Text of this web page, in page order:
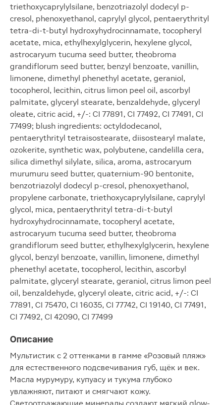
triethoxycaprylylsilane, benzotriazolyl dodecyl p-
cresol, phenoxyethanol, caprylyl glycol, pentaerythrityl
tetra-di-t-butyl hydroxyhydrocinnamate, tocopheryl
acetate, mica, ethylhexylglycerin, hexylene glycol,
astrocaryum tucuma seed butter, theobroma
grandiflorum seed butter, benzyl benzoate, vanillin,
limonene, dimethyl phenethyl acetate, geraniol,
tocopherol, lecithin, citrus limon peel oil, ascorbyl
palmitate, glyceryl stearate, benzaldehyde, glyceryl
oleate, citric acid, +/-: CI 77891, CI 77492, CI 77491, CI
77499; blush ingredients: octyldodecanol,
pentaerythrityl tetraisostearate, diisostearyl malate,
ozokerite, synthetic wax, polybutene, candelilla cera,
silica dimethyl silylate, silica, aroma, astrocaryum
murumuru seed butter, quaternium-90 bentonite,
benzotriazolyl dodecyl p-cresol, phenoxyethanol,
propylene carbonate, triethoxycaprylylsilane, caprylyl
glycol, mica, pentaerythrityl tetra-di-t-butyl
hydroxyhydrocinnamate, tocopheryl acetate,
astrocaryum tucuma seed butter, theobroma
grandiflorum seed butter, ethylhexylglycerin, hexylene
glycol, benzyl benzoate, vanillin, limonene, dimethyl
phenethyl acetate, tocopherol, lecithin, ascorbyl
palmitate, glyceryl stearate, geraniol, citrus limon peel
oil, benzaldehyde, glyceryl oleate, citric acid, +/-: CI
77891, CI 75470, CI 16035, CI 77742, CI 19140, CI 77491,
CI 77492, CI 42090, CI 77499
Описание
Мультистик с 2 оттенками в гамме «Розовый пляж»
для естественного подсвечивания губ, щёк и век.
Масла мурумуру, купуасу и тукума глубоко
увлажняют, питают и смягчают кожу.